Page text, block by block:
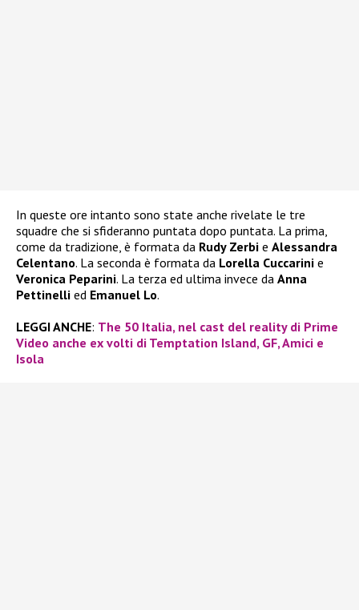
In queste ore intanto sono state anche rivelate le tre
squadre che si sfideranno puntata dopo puntata. La prima,
come da tradizione, è formata da Rudy Zerbi e Alessandra
Celentano. La seconda è formata da Lorella Cuccarini e
Veronica Peparini. La terza ed ultima invece da Anna
Pettinelli ed Emanuel Lo.
LEGGI ANCHE: The 50 Italia, nel cast del reality di Prime
Video anche ex volti di Temptation Island, GF, Amici e
Isola